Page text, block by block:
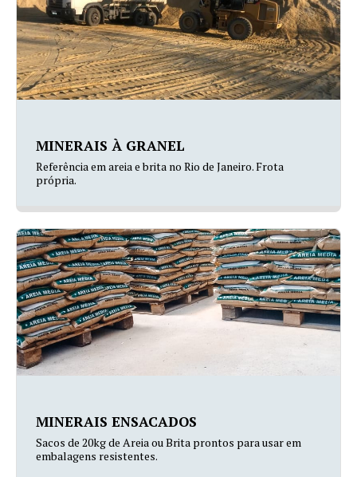
MINERAIS À GRANEL
Referência em areia e brita no Rio de Janeiro. Frota
própria.
MINERAIS ENSACADOS
Sacos de 20kg de Areia ou Brita prontos para usar em
embalagens resistentes.